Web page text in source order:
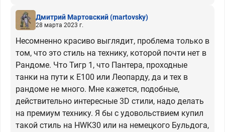
Дмитрий Мартовский(martovsky)
28 марта 2023 г.
Несомненно красиво выглядит, проблема только в
том, что это стиль на технику, которой почти нет в
Рандоме. Что Тигр 1, что Пантера, проходные
танки на пути к Е100 или Леопарду, да и тех в
рандоме не много. Мне кажется, подобные,
действительно интересные 3D стили, надо делать
на премиум технику. Я бы с удовольствием купил
такой стиль на HWK30 или на немецкого Бульдога,